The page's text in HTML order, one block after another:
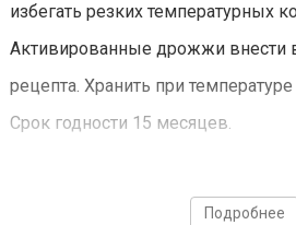
избегать резких температурных
Активированные дрожжи внести
рецепта. Хранить при
Срок годности 15 месяцев.
Подробнее